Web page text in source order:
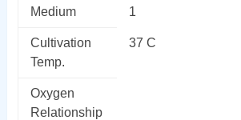
Medium 1
Cultivation
Temp.
37 C
Oxygen
Relationship